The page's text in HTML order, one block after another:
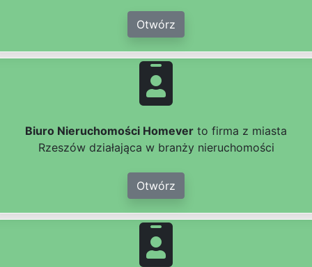
Otwórz
Biuro Nieruchomości Homever to firma z miasta
Rzeszów działająca w branży nieruchomości
Otwórz